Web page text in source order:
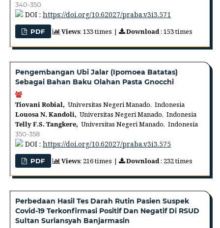
340-350
DOI : https://doi.org/10.62027/praba.v3i3.571
PDF Views: 133 times | Download: 153 times
Pengembangan Ubi Jalar (Ipomoea Batatas)
Sebagai Bahan Baku Olahan Pasta Gnocchi
Tiovani Robial, Universitas Negeri Manado, Indonesia
Louosa N. Kandoli, Universitas Negeri Manado, Indonesia
Telly F.S. Tangkere, Universitas Negeri Manado, Indonesia
350-358
DOI : https://doi.org/10.62027/praba.v3i3.575
PDF Views: 216 times | Download: 232 times
Perbedaan Hasil Tes Darah Rutin Pasien Suspek
Covid-19 Terkonfirmasi Positif Dan Negatif Di RSUD
Sultan Suriansyah Banjarmasin